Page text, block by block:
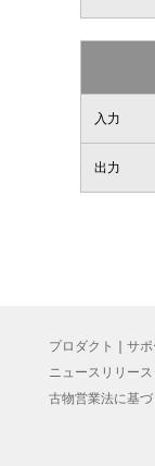
入力
出力
プロダクト サポ
ニュースリリース
古物営業法に基